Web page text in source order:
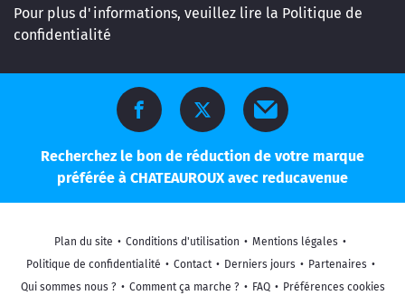
Pour plus d'informations, veuillez lire la Politique de
confidentialité
Recherchez le bon de réduction de votre marque
préférée à CHATEAUROUX avec reducavenue
Plan du site • Conditions d'utilisation • Mentions légales •
Politique de confidentialité • Contact • Derniers jours • Partenaires •
Qui sommes nous ? • Comment ça marche ? • FAQ • Préférences cookies